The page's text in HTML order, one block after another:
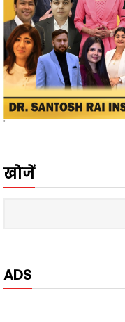
- Advertisement -